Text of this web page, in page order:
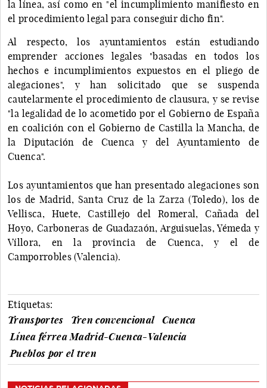
la línea, así como en "el incumplimiento manifiesto en
el procedimiento legal para conseguir dicho fin".
Al respecto, los ayuntamientos están estudiando
emprender acciones legales "basadas en todos los
hechos e incumplimientos expuestos en el pliego de
alegaciones", y han solicitado que se suspenda
cautelarmente el procedimiento de clausura, y se revise
"la legalidad de lo acometido por el Gobierno de España
en coalición con el Gobierno de Castilla la Mancha, de
la Diputación de Cuenca y del Ayuntamiento de
Cuenca".
Los ayuntamientos que han presentado alegaciones son
los de Madrid, Santa Cruz de la Zarza (Toledo), los de
Vellisca, Huete, Castillejo del Romeral, Cañada del
Hoyo, Carboneras de Guadazaón, Arguisuelas, Yémeda y
Víllora, en la provincia de Cuenca, y el de
Camporrobles (Valencia).
Etiquetas:
Transportes
Tren convencional
Cuenca
Línea férrea Madrid-Cuenca-Valencia
Pueblos por el tren